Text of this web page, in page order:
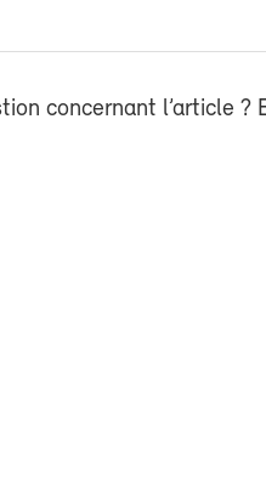
concernant l’article ?